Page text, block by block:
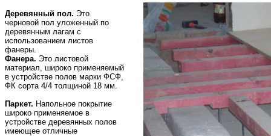
Деревянный пол. Это
черновой пол уложенный по
деревянным лагам с
использованием листов
фанеры.
Фанера. Это листовой
материал, широко применяемый
в устройстве полов марки ФСФ,
ФК сорта 4/4 толщиной 18 мм.
Паркет. Напольное покрытие
широко применяемое в
устройстве деревянных полов
имеющее отличные